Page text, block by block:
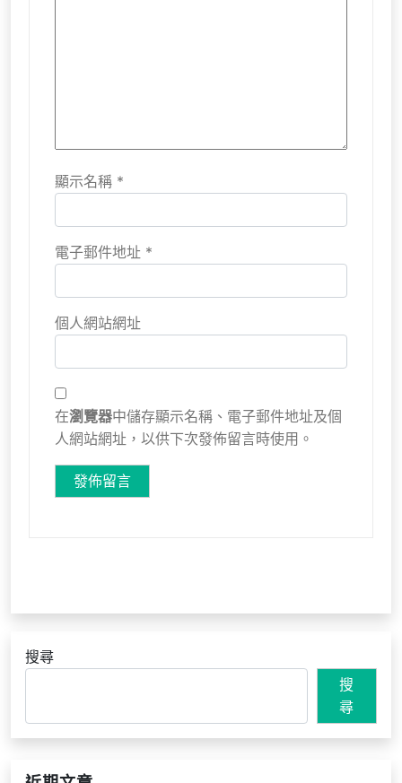
顯示名稱 *
電子郵件地址 *
個人網站網址
在瀏覽器中儲存顯示名稱、電子郵件地址及個
人網站網址，以供下次發佈留言時使用。
搜尋
搜
尋